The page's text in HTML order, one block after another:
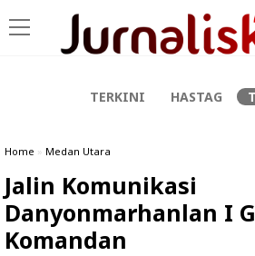
TERKINI HASTAG
Home » Medan Utara
Jalin Komunikasi
Danyonmarhanlan I
Komandan